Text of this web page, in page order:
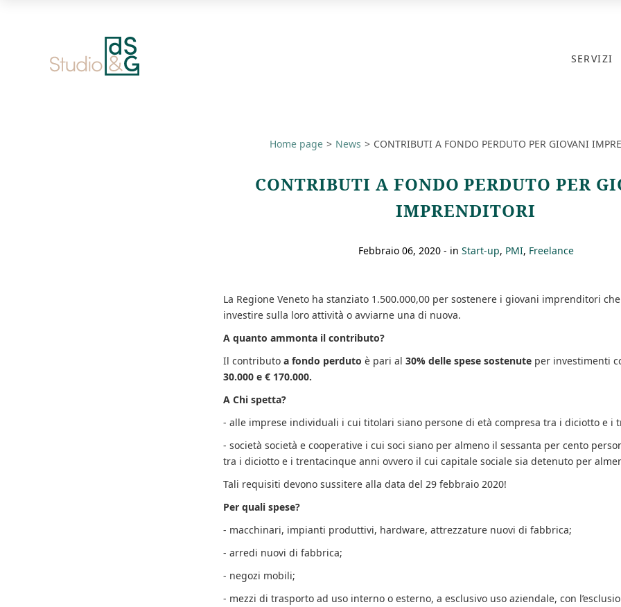
home
page
SERVIZI
Home page News CONTRIBUTI A FONDO PERDUTO PER GIOVANI
CONTRIBUTI A FONDO PERDUTO PER
IMPRENDITORI
febbraio 06, 2020- in Start-up PMI Freelance
La Regione Veneto ha stanziato 1.500.000,00 per sostenere i giovani imprenditori
investire sulla loro attività o avviarne una di nuova.
A quanto ammonta il contributo?
Il contributo a fondo perduto è pari al 30% delle spese sostenute per investimenti
30.000 e € 170.000.
A Chi spetta?
- alle imprese individuali i cui titolari siano persone di età compresa tra i diciotto e i
- società società e cooperative i cui soci siano per almeno il sessanta per cento
tra i diciotto e i trentacinque anni ovvero il cui capitale sociale sia detenuto per
Tali requisiti devono sussitere alla data del 29 febbraio 2020!
Per quali spese?
- macchinari, impianti produttivi, hardware, attrezzature nuovi di fabbrica;
- arredi nuovi di fabbrica;
- negozi mobili;
- mezzi di trasporto ad uso interno o esterno, a esclusivo uso aziendale, con